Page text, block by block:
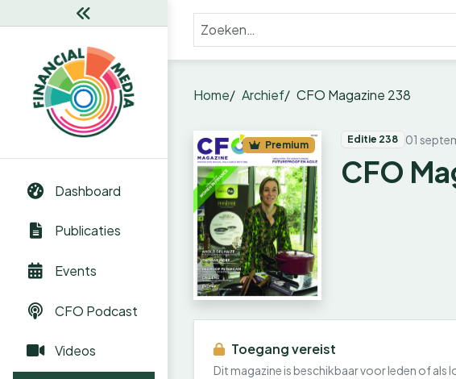
Dashboard
Publicaties
Events
CFO Podcast
Videos
Home Archief CFO Magazine 238
Premium Editie 238 01
CFO
Toegang vereist
Dit magazine is beschikbaar voor leden of als